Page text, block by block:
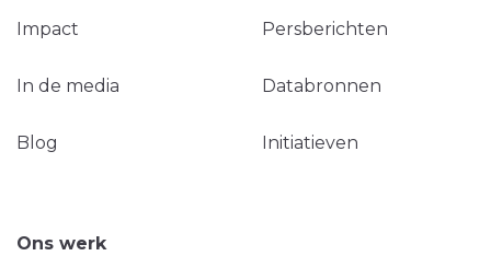
Impact Persberichten
In de media Databronnen
Blog Initiatieven
Ons werk